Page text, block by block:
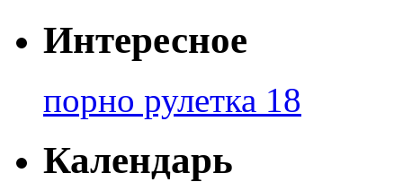
Интересное
порно рулетка 18
Календарь